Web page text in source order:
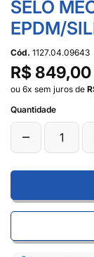
SELO
EPDM/
Cód. 1127.04.09643
R$ 849,00
ou 6x sem juros de
Quantidade